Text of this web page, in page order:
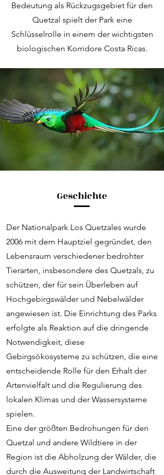
Bedeutung als Rückzugsgebiet für den
Quetzal spielt der Park eine
Schlüsselrolle in einem der wichtigsten
biologischen Korridore Costa Ricas.
Geschichte
Der Nationalpark Los Quetzales wurde
2006 mit dem Hauptziel gegründet, den
Lebensraum verschiedener bedrohter
Tierarten, insbesondere des Quetzals, zu
schützen, der für sein Überleben auf
Hochgebirgswälder und Nebelwälder
angewiesen ist. Die Einrichtung des Parks
erfolgte als Reaktion auf die dringende
Notwendigkeit, diese
Gebirgsökosysteme zu schützen, die eine
entscheidende Rolle für den Erhalt der
Artenvielfalt und die Regulierung des
lokalen Klimas und der Wassersysteme
spielen.
Eine der größten Bedrohungen für den
Quetzal und andere Wildtiere in der
Region ist die Abholzung der Wälder, die
durch die Ausweitung der Landwirtschaft